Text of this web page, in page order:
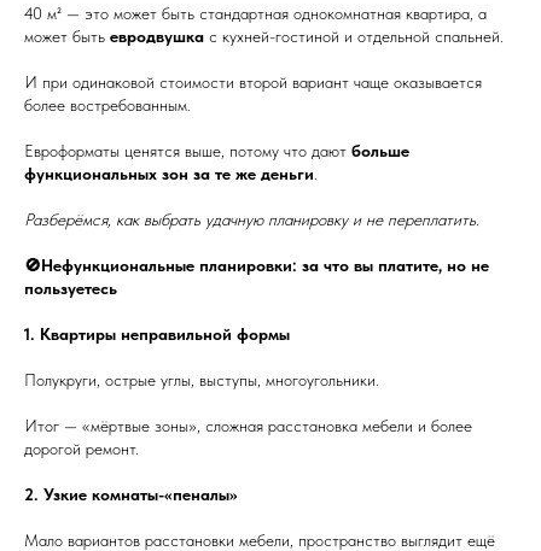
40 м² — это может быть стандартная однокомнатная квартира, а
может быть евродвушка с кухней-гостиной и отдельной спальней.
И при одинаковой стоимости второй вариант чаще оказывается
более востребованным.
Евроформаты ценятся выше, потому что дают больше
функциональных зон за те же деньги
Разберёмся, как выбрать удачную планировку и не переплатить.
🚫Нефункциональные планировки: за что вы платите, но не
пользуетесь
1. Квартиры неправильной формы
Полукруги, острые углы, выступы, многоугольники.
Итог — «мёртвые зоны», сложная расстановка мебели и более
дорогой ремонт.
2. Узкие комнаты-«пеналы»
Мало вариантов расстановки мебели, пространство выглядит ещё